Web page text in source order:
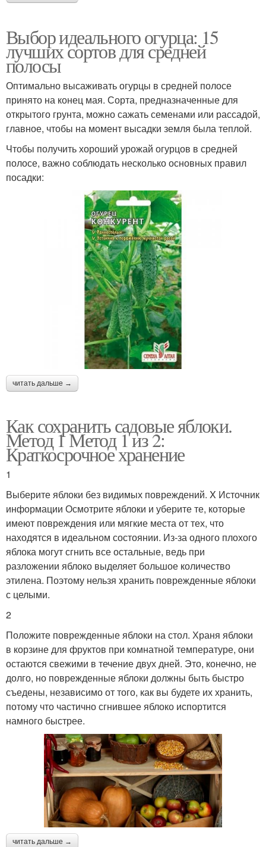
Выбор идеального огурца: 15
лучших сортов для средней
полосы
Оптимально высаживать огурцы в средней полосе
принято на конец мая. Сорта, предназначенные для
открытого грунта, можно сажать семенами или рассадой,
главное, чтобы на момент высадки земля была теплой.
Чтобы получить хороший урожай огурцов в средней
полосе, важно соблюдать несколько основных правил
посадки:
читать дальше →
Как сохранить садовые яблоки.
Метод 1 Метод 1 из 2:
Краткосрочное хранение
1
Выберите яблоки без видимых повреждений. X Источник
информации Осмотрите яблоки и уберите те, которые
имеют повреждения или мягкие места от тех, что
находятся в идеальном состоянии. Из-за одного плохого
яблока могут сгнить все остальные, ведь при
разложении яблоко выделяет большое количество
этилена. Поэтому нельзя хранить поврежденные яблоки
с целыми.
2
Положите поврежденные яблоки на стол. Храня яблоки
в корзине для фруктов при комнатной температуре, они
остаются свежими в течение двух дней. Это, конечно, не
долго, но поврежденные яблоки должны быть быстро
съедены, независимо от того, как вы будете их хранить,
потому что частично сгнившее яблоко испортится
намного быстрее.
читать дальше →